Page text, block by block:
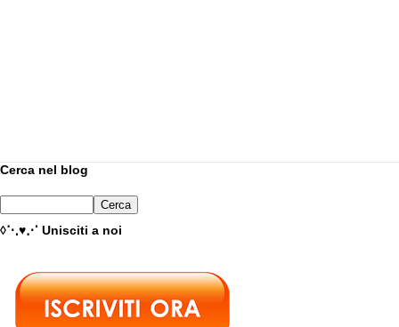
Cerca nel blog
◊⋱♥⋰ Unisciti a noi